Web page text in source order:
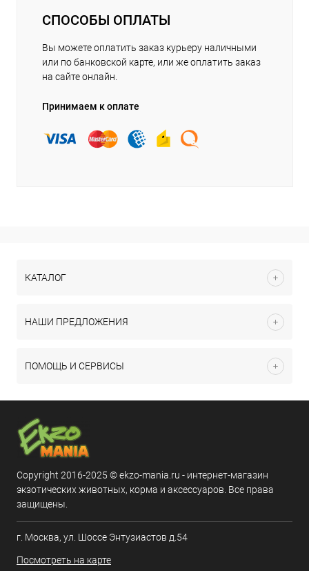
СПОСОБЫ ОПЛАТЫ
Вы можете оплатить заказ курьеру наличными
или по банковской карте, или же оплатить заказ
на сайте онлайн.
Принимаем к оплате
КАТАЛОГ
НАШИ ПРЕДЛОЖЕНИЯ
ПОМОЩЬ И СЕРВИСЫ
Copyright 2016-2025 © ekzo-mania.ru - интернет-магазин
экзотических животных, корма и аксессуаров. Все права
защищены.
г. Москва, ул. Шоссе Энтузиастов д.54
Посмотреть на карте